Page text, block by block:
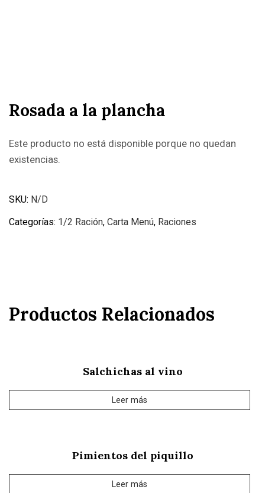
Rosada a la plancha
Este producto no está disponible porque no quedan
existencias.
SKU: N/D
Categorías: 1/2 Ración, Carta Menú, Raciones
Productos Relacionados
Salchichas al vino
Leer más
Pimientos del piquillo
Leer más